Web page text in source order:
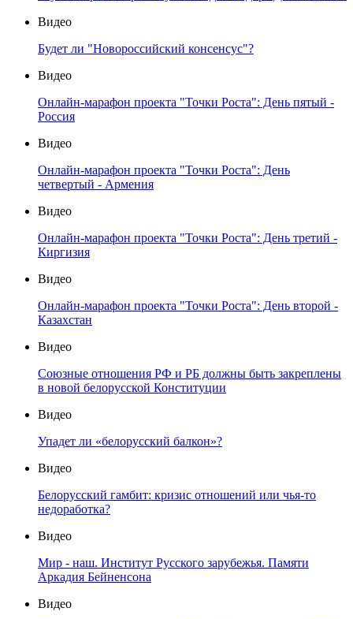
Видео
Будет ли "Новороссийский консенсус"?
Видео
Онлайн-марафон проекта "Точки Роста": День пятый -
Россия
Видео
Онлайн-марафон проекта "Точки Роста": День
четвертый - Армения
Видео
Онлайн-марафон проекта "Точки Роста": День третий -
Киргизия
Видео
Онлайн-марафон проекта "Точки Роста": День второй -
Казахстан
Видео
Союзные отношения РФ и РБ должны быть закреплены
в новой белорусской Конституции
Видео
Упадет ли «белорусский балкон»?
Видео
Белорусский гамбит: кризис отношений или чья-то
недоработка?
Видео
Мир - наш. Институт Русского зарубежья. Памяти
Аркадия Бейненсона
Видео